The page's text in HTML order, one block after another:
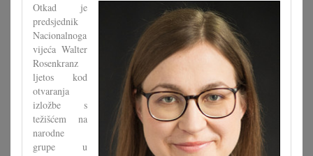
Otkad je
predsjednik
Nacionalnoga
vijeća Walter
Rosenkranz
ljetos kod
otvaranja
izložbe s
težišćem na
narodne
grupe u